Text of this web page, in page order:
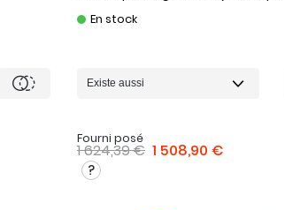
En stock
Fourni posé
1 624,39 € 1 508,90 €